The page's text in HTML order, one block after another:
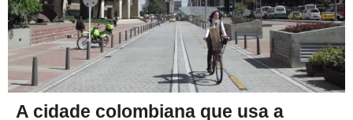
A cidade colombiana que usa a